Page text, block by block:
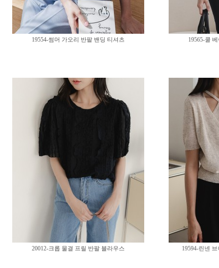
19554-썸머 가오리 반팔 밴딩 티셔츠 19565-쿨
20012-크롭 물결 프릴 반팔 블라우스 19594-린넨